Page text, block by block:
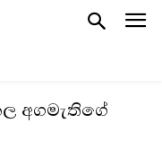
අගමැතිගේ